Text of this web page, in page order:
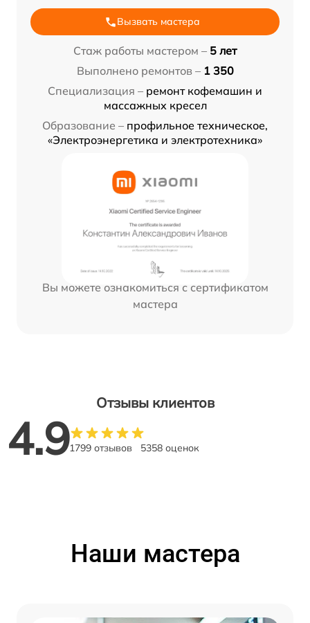
Вызвать мастера
Стаж работы мастером – 5 лет
Выполнено ремонтов – 1 350
Специализация – ремонт кофемашин и
массажных кресел
Образование – профильное техническое,
«Электроэнергетика и электротехника»
Вы можете ознакомиться с сертификатом
мастера
Отзывы клиентов
4.91799 отзывов 5358 оценок
Наши мастера